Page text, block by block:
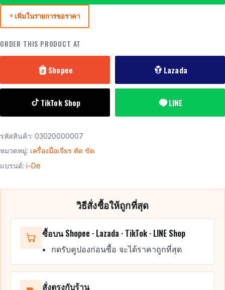
+ เพิ่มในรายการขอราคา
ORDER THIS PRODUCT AT
Shopee Lazada
TikTok Shop LINE
รหัสสินค้า: 03020000007
หมวดหมู่: เครื่องมือเจียร ตัด ขัด
แบรนด์: i-De
วิธีสั่งซื้อให้ถูกที่สุด
ซื้อบน Shopee · Lazada · TikTok · LINE Shop
กดรับคูปองก่อนซื้อ จะได้ราคาถูกที่สุด
สั่งตรงกับร้าน